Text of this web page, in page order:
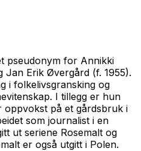
pseudonym for Annikki
Jan Erik Øvergård (f. 1955).
i folkelivsgransking og
I tillegg er hun
oppvokst på et gårdsbruk i
som journalist i en
ut seriene Rosemalt og
er også utgitt i Polen.